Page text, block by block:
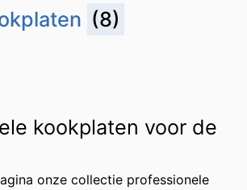
(8)
kookplaten voor de
onze collectie professionele